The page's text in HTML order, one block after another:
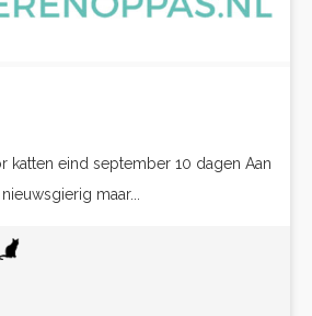
katten eind september 10 dagen Aan
maar...